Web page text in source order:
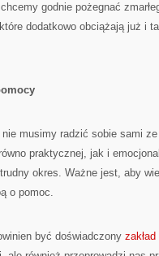
godnie pożegnać
dodatkowo obciążają już i
musimy radzić sobie sami
praktycznej, jak i
okres. Ważne jest, aby
o pomoc.
być doświadczony